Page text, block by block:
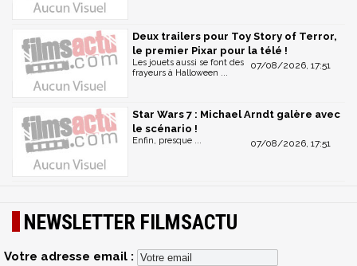
Deux trailers pour Toy Story of Terror,
le premier Pixar pour la télé !
07/08/2026, 17:51
Les jouets aussi se font des
frayeurs à Halloween ...
Star Wars 7 : Michael Arndt galère avec
le scénario !
07/08/2026, 17:51
Enfin, presque ...
NEWSLETTER FILMSACTU
Votre adresse email :